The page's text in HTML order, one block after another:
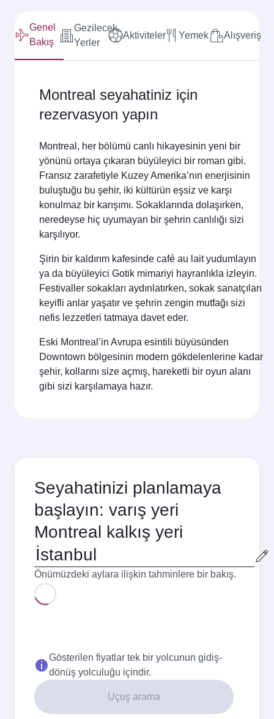
Genel
Bakış
Gezilecek
Yerler
Aktiviteler Yemek Alışveriş
Montreal seyahatiniz için
rezervasyon yapın
Montreal, her bölümü canlı hikayesinin yeni bir
yönünü ortaya çıkaran büyüleyici bir roman gibi.
Fransız zarafetiyle Kuzey Amerika’nın enerjisinin
buluştuğu bu şehir, iki kültürün eşsiz ve karşı
konulmaz bir karışımı. Sokaklarında dolaşırken,
neredeyse hiç uyumayan bir şehrin canlılığı sizi
karşılıyor.
Şirin bir kaldırım kafesinde café au lait yudumlayın
ya da büyüleyici Gotik mimariyi hayranlıkla izleyin.
Festivaller sokakları aydınlatırken, sokak sanatçıları
keyifli anlar yaşatır ve şehrin zengin mutfağı sizi
nefis lezzetleri tatmaya davet eder.
Eski Montreal’in Avrupa esintili büyüsünden
Downtown bölgesinin modern gökdelenlerine kadar
şehir, kollarını size açmış, hareketli bir oyun alanı
gibi sizi karşılamaya hazır.
Seyahatinizi planlamaya
başlayın: varış yeri
Montreal kalkış yeri
Kalkış
şehri
Önümüzdeki aylara ilişkin tahminlere bir bakış.
2026